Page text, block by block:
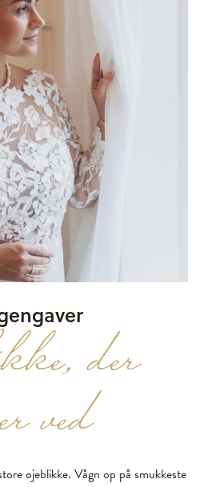
der
ved
øjeblikke. Vågn op på smukkeste